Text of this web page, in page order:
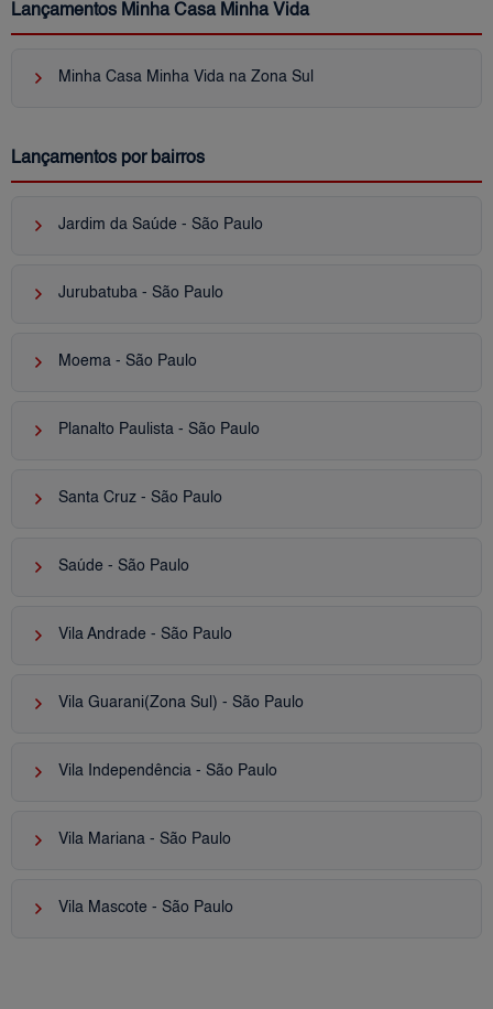
Lançamentos Minha Casa Minha Vida
keyboard_arrow_right Minha Casa Minha Vida na Zona Sul
Lançamentos por bairros
keyboard_arrow_right Jardim da Saúde - São Paulo
keyboard_arrow_right Jurubatuba - São Paulo
keyboard_arrow_right Moema - São Paulo
keyboard_arrow_right Planalto Paulista - São Paulo
keyboard_arrow_right Santa Cruz - São Paulo
keyboard_arrow_right Saúde - São Paulo
keyboard_arrow_right Vila Andrade - São Paulo
keyboard_arrow_right Vila Guarani(Zona Sul) - São Paulo
keyboard_arrow_right Vila Independência - São Paulo
keyboard_arrow_right Vila Mariana - São Paulo
keyboard_arrow_right Vila Mascote - São Paulo